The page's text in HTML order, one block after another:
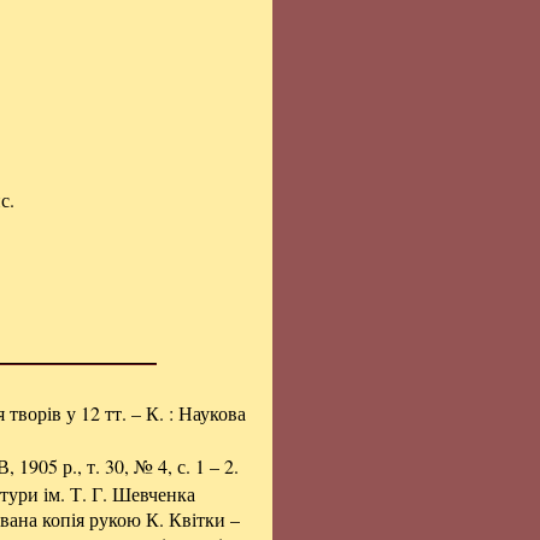
творів у 12 тт. – К. : Наукова
1905 р., т. 30, № 4, с. 1 – 2.
ім. Т. Г. Шевченка
копія рукою К. Квітки –